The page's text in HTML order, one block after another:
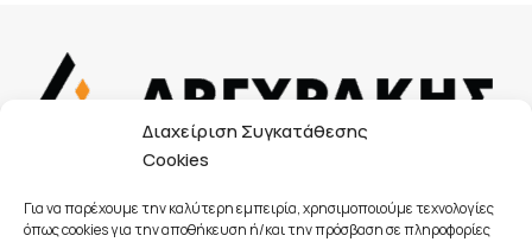
Διαχείριση Συγκατάθεσης
Cookies
Για να παρέχουμε την καλύτερη εμπειρία, χρησιμοποιούμε τεχνολογίες
όπως cookies για την αποθήκευση ή/και την πρόσβαση σε πληροφορίες
Μεσσηνίας
2721 085131